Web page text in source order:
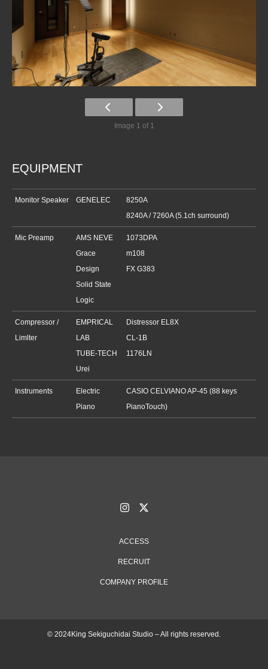
Image 1 of 1
EQUIPMENT
Monitor Speaker GENELEC
8250A
8240A / 7260A (5.1ch surround)
Mic Preamp
AMS NEVE
Grace
Design
Solid State
Logic
1073DPA
m108
FX G383
Compressor /
Limlter
EMPRICAL
LAB
TUBE-TECH
Urei
Distressor EL8X
CL-1B
1176LN
Instruments
Electric
Piano
CASIO CELVIANO AP-45 (88 keys
PianoTouch)
ACCESS
RECRUIT
COMPANY PROFILE
© 2024King Sekiguchidai Studio – All rights reserved.